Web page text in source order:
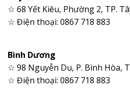
☆ 68 Yết Kiêu, Phường 2, TP.
☆ Điện thoại: 0867 718 883
Bình Dương
☆ 98 Nguyễn Du, P. Bình Hòa,
☆ Điện thoại: 0867 718 883